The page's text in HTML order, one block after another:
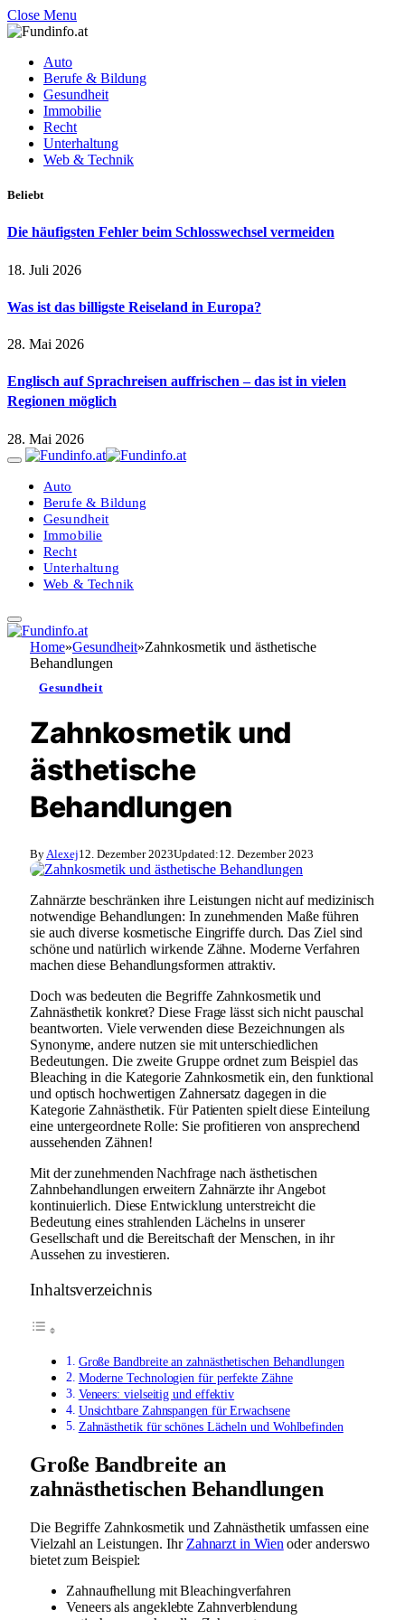
Close Menu
Auto
Berufe & Bildung
Gesundheit
Immobilie
Recht
Unterhaltung
Web & Technik
Beliebt
Die häufigsten Fehler beim Schlosswechsel vermeiden
18. Juli 2026
Was ist das billigste Reiseland in Europa?
28. Mai 2026
Englisch auf Sprachreisen auffrischen – das ist in vielen
Regionen möglich
28. Mai 2026
Auto
Berufe & Bildung
Gesundheit
Immobilie
Recht
Unterhaltung
Web & Technik
Home»Gesundheit»Zahnkosmetik und ästhetische
Behandlungen
Gesundheit
Zahnkosmetik und
ästhetische
Behandlungen
By Alexej12. Dezember 2023Updated:12. Dezember 2023
Zahnärzte beschränken ihre Leistungen nicht auf medizinisch
notwendige Behandlungen: In zunehmenden Maße führen
sie auch diverse kosmetische Eingriffe durch. Das Ziel sind
schöne und natürlich wirkende Zähne. Moderne Verfahren
machen diese Behandlungsformen attraktiv.
Doch was bedeuten die Begriffe Zahnkosmetik und
Zahnästhetik konkret? Diese Frage lässt sich nicht pauschal
beantworten. Viele verwenden diese Bezeichnungen als
Synonyme, andere nutzen sie mit unterschiedlichen
Bedeutungen. Die zweite Gruppe ordnet zum Beispiel das
Bleaching in die Kategorie Zahnkosmetik ein, den funktional
und optisch hochwertigen Zahnersatz dagegen in die
Kategorie Zahnästhetik. Für Patienten spielt diese Einteilung
eine untergeordnete Rolle: Sie profitieren von ansprechend
aussehenden Zähnen!
Mit der zunehmenden Nachfrage nach ästhetischen
Zahnbehandlungen erweitern Zahnärzte ihr Angebot
kontinuierlich. Diese Entwicklung unterstreicht die
Bedeutung eines strahlenden Lächelns in unserer
Gesellschaft und die Bereitschaft der Menschen, in ihr
Aussehen zu investieren.
Inhaltsverzeichnis
Große Bandbreite an zahnästhetischen Behandlungen
Moderne Technologien für perfekte Zähne
Veneers: vielseitig und effektiv
Unsichtbare Zahnspangen für Erwachsene
Zahnästhetik für schönes Lächeln und Wohlbefinden
Große Bandbreite an
zahnästhetischen Behandlungen
Die Begriffe Zahnkosmetik und Zahnästhetik umfassen eine
Vielzahl an Leistungen. Ihr Zahnarzt in Wien oder anderswo
bietet zum Beispiel:
Zahnaufhellung mit Bleachingverfahren
Veneers als angeklebte Zahnverblendung